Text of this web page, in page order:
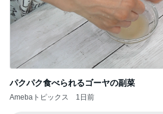
パクパク食べられるゴーヤの副菜
Amebaトピックス 1日前